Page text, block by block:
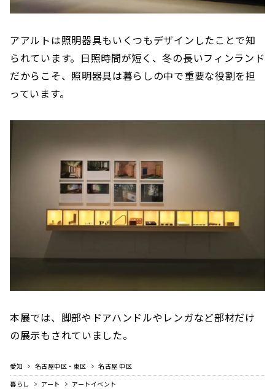
アアルトは照明器具もいくつもデザインしたことで知
られています。日照時間が短く、冬の長いフィンランド
だからこそ、照明器具は暮らしの中で重要な役割を担
っています。
本展では、脚部やドアハンドルやレンガなど部材だけ
の展示もされていました。
愛知 名古屋中区・東区
名古屋 中区
暮らし
アート アートイベント